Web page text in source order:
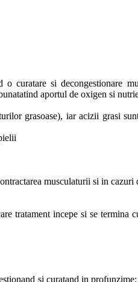
o curatare si decongestionare
aportul de oxigen si
grasoase), iar acizii grasi
musculaturii si in cazuri
tratament incepe si se termina
si curatand in